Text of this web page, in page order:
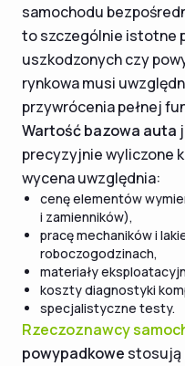
samochodu
to szczególnie istotne
uszkodzonych czy
rynkowa musi
przywrócenia pełnej
Wartość bazowa auta
precyzyjnie wyliczone
wycena uwzględnia:
cenę elementów
i zamienników),
pracę mechaników i
roboczogodzinach,
materiały
koszty diagnostyki
specjalistyczne testy.
Rzeczoznawcy
powypadkowe stosują